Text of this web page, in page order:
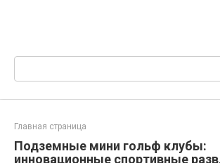
Поиск:
Главная страница
Подземные мини гольф клубы:
инновационные спортивные